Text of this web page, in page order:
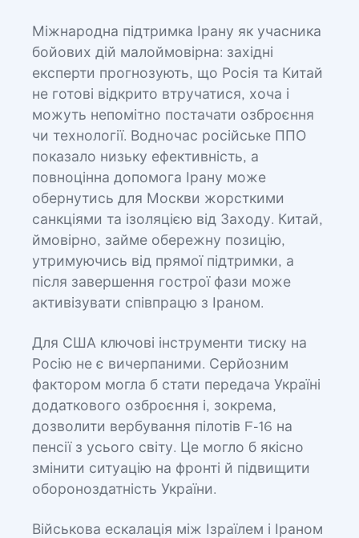
Міжнародна підтримка Ірану як учасника
бойових дій малоймовірна: західні
експерти прогнозують, що Росія та Китай
не готові відкрито втручатися, хоча і
можуть непомітно постачати озброєння
чи технології. Водночас російське ППО
показало низьку ефективність, а
повноцінна допомога Ірану може
обернутись для Москви жорсткими
санкціями та ізоляцією від Заходу. Китай,
ймовірно, займе обережну позицію,
утримуючись від прямої підтримки, а
після завершення гострої фази може
активізувати співпрацю з Іраном.
Для США ключові інструменти тиску на
Росію не є вичерпаними. Серйозним
фактором могла б стати передача Україні
додаткового озброєння і, зокрема,
дозволити вербування пілотів F-16 на
пенсії з усього світу. Це могло б якісно
змінити ситуацію на фронті й підвищити
обороноздатність України.
Військова ескалація між Ізраїлем і Іраном